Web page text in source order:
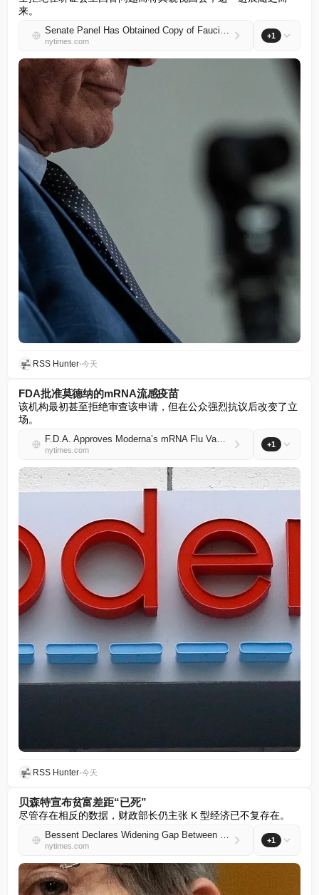
来。
Senate Panel Has Obtained Copy of Fauci’s Cellphone
nytimes.com
+1
RSS Hunter•今天
FDA批准莫德纳的mRNA流感疫苗
该机构最初甚至拒绝审查该申请，但在公众强烈抗议后改变了立
场。
F.D.A. Approves Moderna’s mRNA Flu Vaccine
nytimes.com
+1
RSS Hunter•今天
贝森特宣布贫富差距“已死”
尽管存在相反的数据，财政部长仍主张 K 型经济已不复存在。
Bessent Declares Widening Gap Between Rich and Poor ‘Dead’
nytimes.com
+1